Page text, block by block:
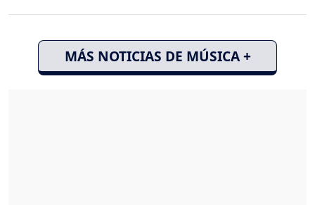
MÁS NOTICIAS DE MÚSICA +